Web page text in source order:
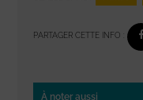
PARTAGER CETTE INFO :
À noter aussi